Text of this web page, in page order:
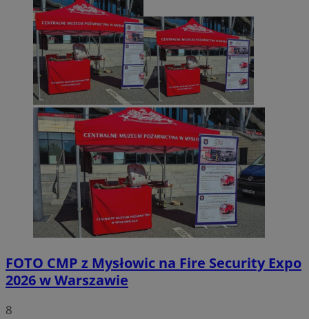
FOTO CMP z Mysłowic na Fire Security Expo
2026 w Warszawie
8